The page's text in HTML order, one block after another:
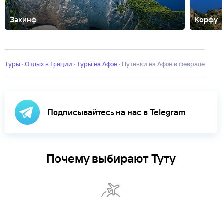
Закинф Корфу
овКастория КефалонияКосЛефкадаЛиндосЛутракиМалия
Туры · Отдых в Греции · Туры на Афон · Путевки на Афон в феврале
Подписывайтесь на нас в Telegram
Почему выбирают Туту